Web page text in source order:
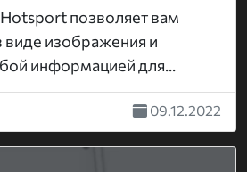
позволяет вам
виде изображения и
информацией для...
09.12.2022